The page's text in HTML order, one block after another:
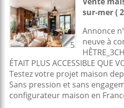
5
sur-mer(
Annonce
neuve à
ÉTAIT PLUS ACCESSIBLE QUE
Testez votre projet maison
Sans pression et sans
configurateur maison en